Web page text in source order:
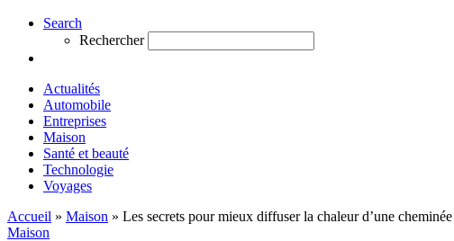
Search
Rechercher
Actualités
Automobile
Entreprises
Maison
Santé et beauté
Technologie
Voyages
Accueil » Maison » Les secrets pour mieux diffuser la chaleur d’une
Maison